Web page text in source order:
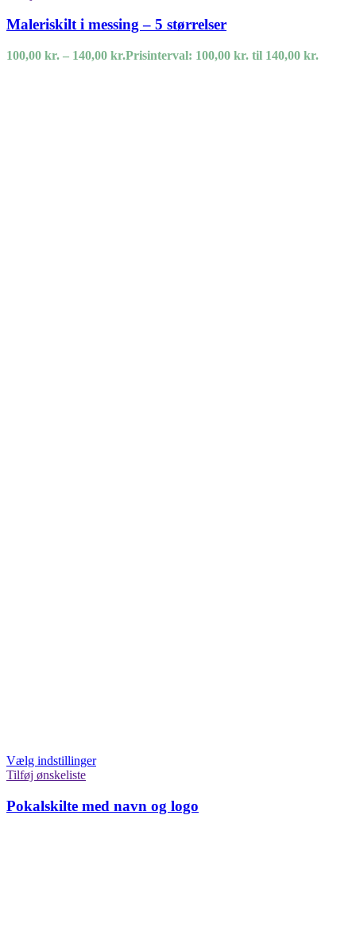
Maleriskilt i messing – 5 størrelser
100,00 kr. – 140,00 kr.Prisinterval: 100,00 kr. til 140,00 kr.
Vælg indstillinger
Tilføj ønskeliste
Pokalskilte med navn og logo